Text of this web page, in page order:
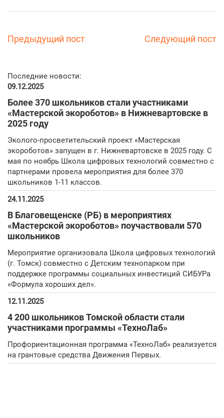
Предыдущий пост Следующий пост
Последние новости:
09.12.2025
Более 370 школьников стали участниками
«Мастерской экороботов» в Нижневартовске в
2025 году
Эколого-просветительский проект «Мастерская
экороботов» запущен в г. Нижневартовске в 2025 году. С
мая по ноябрь Школа цифровых технологий совместно с
партнерами провела мероприятия для более 370
школьников 1-11 классов.
24.11.2025
В Благовещенске (РБ) в мероприятиях
«Мастерской экороботов» поучаствовали 570
школьников
Мероприятие организовала Школа цифровых технологий
(г. Томск) совместно с Детским технопарком при
поддержке программы социальных инвестиций СИБУРа
«Формула хороших дел».
12.11.2025
4 200 школьников Томской области стали
участниками программы «ТехноЛаб»
Профориентационная программа «ТехноЛаб» реализуется
на грантовые средства Движения Первых.